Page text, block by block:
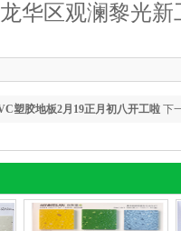
华区观澜黎光新
下
塑胶地板2月19正月初八开工啦